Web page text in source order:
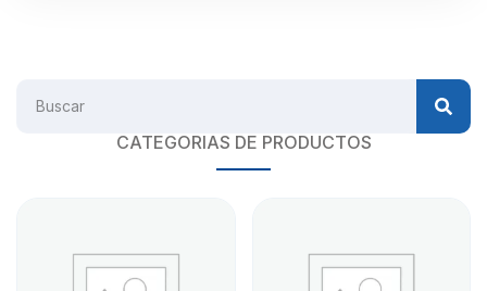
CATEGORIAS DE PRODUCTOS